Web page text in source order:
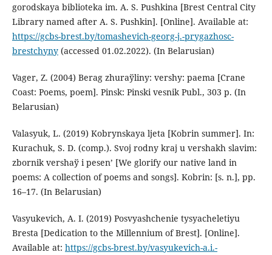
gorodskaya biblioteka im. A. S. Pushkina [Brest Central City
Library named after A. S. Pushkin]. [Online]. Available at:
https://gcbs-brest.by/tomashevich-georg-j.-prygazhosc-
brestchyny(accessed 01.02.2022). (In Belarusian)
Vager, Z. (2004) Berag zhuraўlіny: vershy: paema [Crane
Coast: Poems, poem]. Pіnsk: Pіnskі vesnіk Publ., 303 p. (In
Belarusian)
Valasyuk, L. (2019) Kobrynskaya ljeta [Kobrin summer]. In:
Kurachuk, S. D. (comp.). Svoj rodny kraj u vershakh slavіm:
zbornіk vershaў і pesen’ [We glorify our native land in
poems: A collection of poems and songs]. Kobrin: [s. n.], pp.
16–17. (In Belarusian)
Vasyukevich, A. I. (2019) Posvyashchenie tysyacheletiyu
Bresta [Dedication to the Millennium of Brest]. [Online].
Available at: https://gcbs-brest.by/vasyukevich-a.i.-